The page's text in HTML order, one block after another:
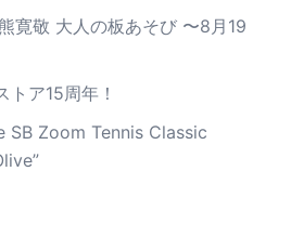
寛敬 大人の板あそび 〜8月19
トア15周年！
SB Zoom Tennis Classic